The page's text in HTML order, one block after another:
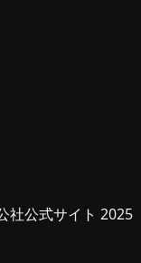
社公式サイト 2025